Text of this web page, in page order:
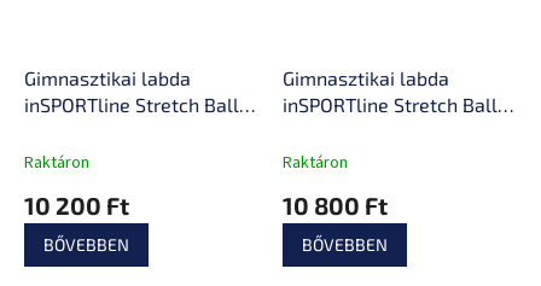
Gimnasztikai labda
inSPORTline Stretch Ball
kerettel, csúszásmentes
gyakorlatokkal
Raktáron
10 200 Ft
BŐVEBBEN
Gimnasztikai labda
inSPORTline Stretch Ball
kerettel, csúszásmentes
gyakorlatokkal
Raktáron
10 800 Ft
BŐVEBBEN